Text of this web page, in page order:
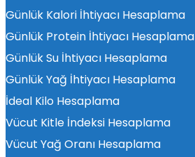
Günlük Kalori İhtiyacı Hesaplama
Günlük Protein İhtiyacı Hesaplama
Günlük Su İhtiyacı Hesaplama
Günlük Yağ İhtiyacı Hesaplama
İdeal Kilo Hesaplama
Vücut Kitle İndeksi Hesaplama
Vücut Yağ Oranı Hesaplama